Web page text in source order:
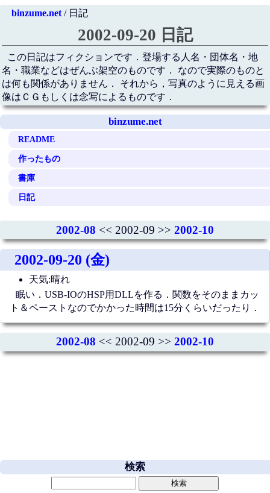
binzume.net/ 日記
2002-09-20 日記
この日記はフィクションです．登場する人名・団体名・地
名・職業などはぜんぶ架空のものです． なので実際のものと
は何も関係がありません． それから，写真のように見える画
像はＣＧもしくは念写によるものです．
binzume.net
README
作ったもの
書庫
日記
2002-08 << 2002-09 >> 2002-10
2002-09-20 (金)
天気:晴れ
眠い．USB-IOのHSP用DLLを作る．関数をそのままカッ
ト＆ペーストなのでかかった時間は15分くらいだったり．
2002-08 << 2002-09 >> 2002-10
検索